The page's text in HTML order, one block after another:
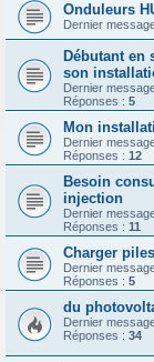
Onduleurs
Dernier
Débutant
son
Dernier
Réponses : 5
Mon
Dernier
Réponses : 12
Besoin
injection
Dernier
Réponses : 11
Charger
Dernier
Réponses : 5
du
Dernier
Réponses : 34